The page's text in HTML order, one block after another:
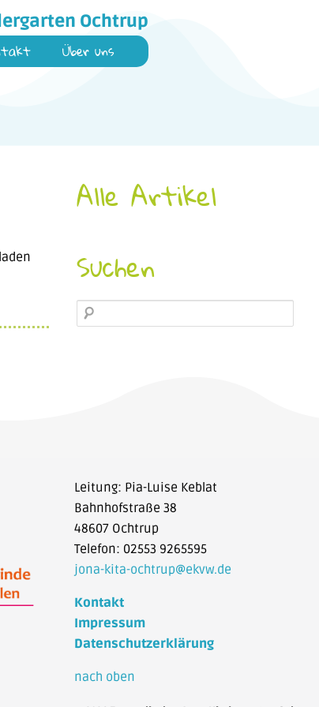
Ochtrup
Über uns
Alle Artikel
Suchen
Leitung: Pia-Luise Keblat
Bahnhofstraße 38
48607 Ochtrup
Telefon: 02553 9265595
jona-kita-ochtrup@ekvw.de
Kontakt
Impressum
Datenschutzerklärung
nach oben